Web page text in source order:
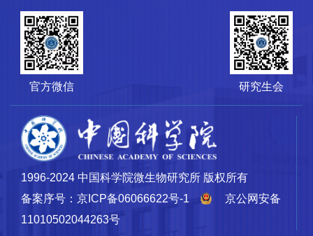
官方微信 研究生会
1996-2024 中国科学院微生物研究所 版权所有
备案序号：京ICP备06066622号-1
京公网安备
11010502044263号